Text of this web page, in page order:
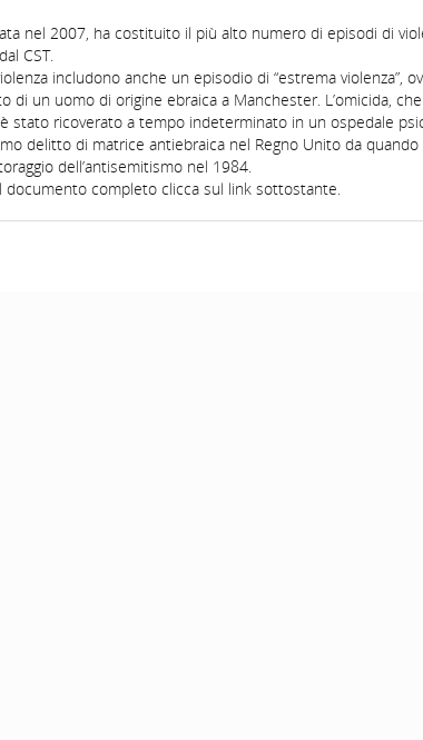
nel 2007, ha costituito il più alto numero di episodi di
CST.
includono anche un episodio di “estrema violenza”,
di un uomo di origine ebraica a Manchester. L’omicida,
stato ricoverato a tempo indeterminato in un ospedale
delitto di matrice antiebraica nel Regno Unito da quando
dell’antisemitismo nel 1984.
documento completo clicca sul link sottostante.